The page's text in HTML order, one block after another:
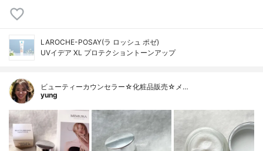
LAROCHE-POSAY(ラ ロッシュ ポゼ)
UVイデア XL プロテクショントーンアップ
ビューティーカウンセラー☆化粧品販売☆メ…
yung